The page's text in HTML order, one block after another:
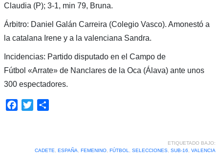
Claudia (P); 3-1, min 79, Bruna.
Árbitro: Daniel Galán Carreira (Colegio Vasco). Amonestó a
la catalana Irene y a la valenciana Sandra.
Incidencias: Partido disputado en el Campo de
Fútbol «Arrate» de Nanclares de la Oca (Álava) ante unos
300 espectadores.
Facebook
Twitter
ETIQUETADO BAJO:
CADETE
ESPAÑA FEMENINO, FÚTBOL SELECCIONES, SUB-16 VALENCIA